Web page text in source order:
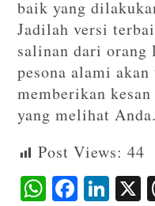
baik yang
Jadilah versi
salinan dari orang
pesona alami
memberikan
yang melihat Anda.
Post Views: 44
W F Li